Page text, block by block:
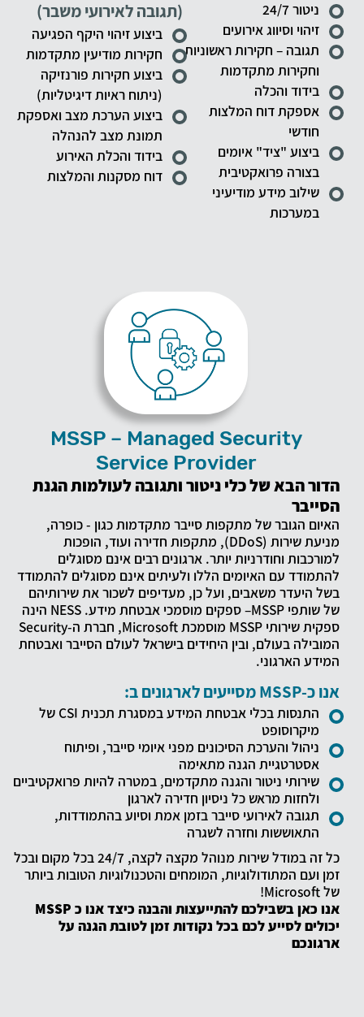
ניטור 24/7
זיהוי וסיווג אירועים
תגובה – חקירות ראשוניות
וחקירות מתקדמות
בידוד והכלה
אספקת דוח המלצות
חודשי
ביצוע "ציד" איומים
בצורה פרואקטיבית
שילוב מידע מודיעיני
במערכות
(תגובה לאירועי משבר)
ביצוע זיהוי היקף הפגיעה
חקירות מודיעין מתקדמות
ביצוע חקירות פורנזיקה
(ניתוח ראיות דיגיטליות)
ביצוע הערכת מצב ואספקת
תמונת מצב להנהלה
בידוד והכלת האירוע
דוח מסקנות והמלצות
MSSP – Managed Security
Service Provider
הדור הבא של כלי ניטור ותגובה לעולמות הגנת
הסייבר
האיום הגובר של מתקפות סייבר מתקדמות כגון - כופרה,
מניעת שירות (DDoS), מתקפות חדירה ועוד, הופכות
למורכבות וחודרניות יותר. ארגונים רבים אינם מסוגלים
להתמודד עם האיומים הללו ולעיתים אינם מסוגלים להתמודד
בשל היעדר משאבים, ועל כן, מעדיפים לשכור את שירותיהם
של שותפי MSSP– ספקים מוסמכי אבטחת מידע. NESS הינה
ספקית שירותי MSSP מוסמכת Microsoft, חברת ה-Security
המובילה בעולם, ובין היחידים בישראל לעולם הסייבר ואבטחת
המידע הארגוני.
אנו כ-MSSP מסייעים לארגונים ב:
התנסות בכלי אבטחת המידע במסגרת תכנית CSI של
מיקרוסופט
ניהול והערכת הסיכונים מפני איומי סייבר, ופיתוח
אסטרטגיית הגנה מתאימה
שירותי ניטור והגנה מתקדמים, במטרה להיות פרואקטיביים
ולחזות מראש כל ניסיון חדירה לארגון
תגובה לאירועי סייבר בזמן אמת וסיוע בהתמודדות,
התאוששות וחזרה לשגרה
כל זה במודל שירות מנוהל מקצה לקצה, 24/7 בכל מקום ובכל
זמן ועם המתודולוגיות, המומחים והטכנולוגיות הטובות ביותר
של Microsoft!
אנו כאן בשבילכם להתייעצות והבנה כיצד אנו כ MSSP
יכולים לסייע לכם בכל נקודות זמן לטובת הגנה על
ארגונכם